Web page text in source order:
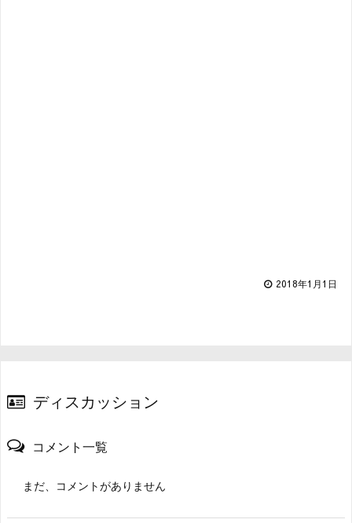
2018年1月1日
ディスカッション
コメント一覧
まだ、コメントがありません